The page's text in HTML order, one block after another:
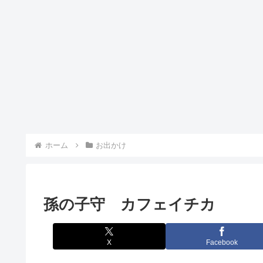
ホーム お出かけ
孫の子守 カフェイチカ
X Facebook